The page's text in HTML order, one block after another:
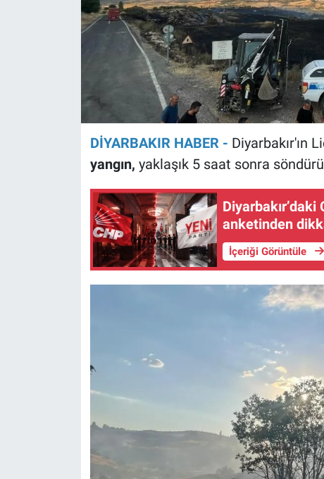
DİYARBAKIR HABER - Diyarbakır'ın
yangın, yaklaşık 5 saat sonra
anketinden
İçeriği Görüntüle
TEKNOLOJİ